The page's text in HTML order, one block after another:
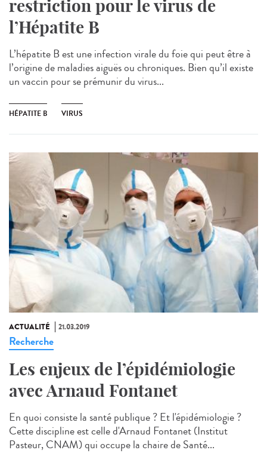
restriction pour le virus de
l’Hépatite B
L’hépatite B est une infection virale du foie qui peut être à
l’origine de maladies aiguës ou chroniques. Bien qu’il existe
un vaccin pour se prémunir du virus...
HÉPATITE B VIRUS
ACTUALITÉ 21.03.2019
Recherche
Les enjeux de l’épidémiologie
avec Arnaud Fontanet
En quoi consiste la santé publique ? Et l'épidémiologie ?
Cette discipline est celle d'Arnaud Fontanet (Institut
Pasteur, CNAM) qui occupe la chaire de Santé...